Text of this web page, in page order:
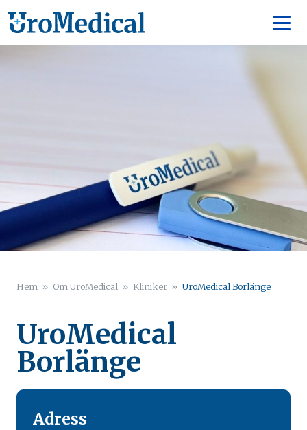
Hem » Om UroMedical » Kliniker » UroMedical Borlänge
UroMedical
Borlänge
Adress